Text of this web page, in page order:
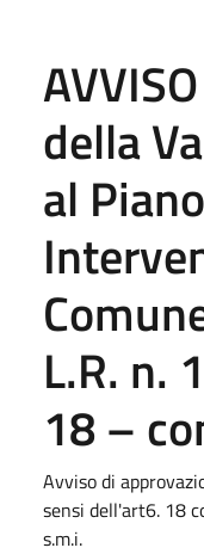
della
al
L.R. n.
18 –
Avviso di
sensi dell'art6. 18
s.m.i.